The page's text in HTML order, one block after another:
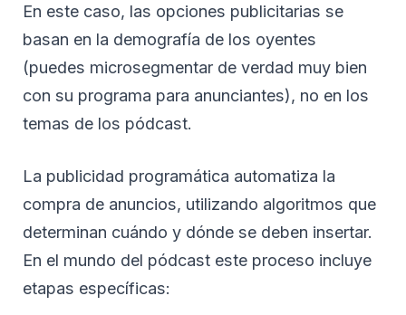
En este caso, las opciones publicitarias se
basan en la demografía de los oyentes
(puedes microsegmentar de verdad muy bien
con su programa para anunciantes), no en los
temas de los pódcast.
La publicidad programática automatiza la
compra de anuncios, utilizando algoritmos que
determinan cuándo y dónde se deben insertar.
En el mundo del pódcast este proceso incluye
etapas específicas: